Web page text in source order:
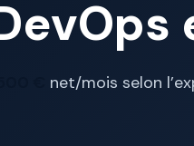
net/mois selon